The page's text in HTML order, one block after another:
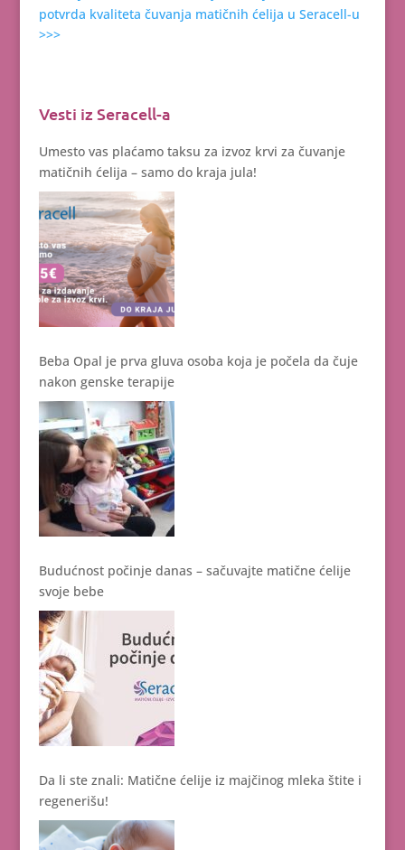
potvrda kvaliteta čuvanja matičnih ćelija u Seracell-u
>>>
Vesti iz Seracell-a
Umesto vas plaćamo taksu za izvoz krvi za čuvanje
matičnih ćelija – samo do kraja jula!
Beba Opal je prva gluva osoba koja je počela da čuje
nakon genske terapije
Budućnost počinje danas – sačuvajte matične ćelije
svoje bebe
Da li ste znali: Matične ćelije iz majčinog mleka štite i
regenerišu!